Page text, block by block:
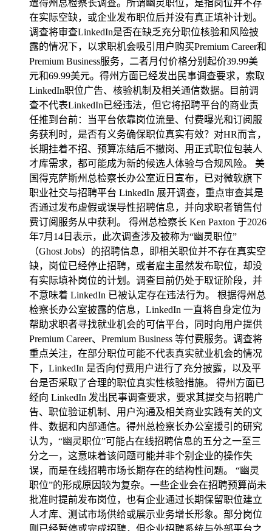
遭得州总检察长调查。所谓幽灵职位，是指岗位并不存
在实际空缺，或企业发布职位后并没有真正填补计划。
调查将审查LinkedIn是否在缺乏充分职位核验和风险披
露的情况下，以求职机会吸引用户购买Premium Career和
Premium Business服务，二者月付价格分别起价39.99美
元和69.99美元。得州方面已经发出民事调查要求，索取
LinkedIn职位广告、核验机制及相关通信数据。目前调
查不代表LinkedIn已经违法，但它将招聘平台的商业责
任推到台前：当平台依靠岗位流量、付费曝光和订阅服
务获利时，是否有义务确保职位真实有效？对HR而言，
长期挂着不招、预算冻结后不撤岗、用正式职位包装人
才库需求，都可能成为新的候选人体验与合规风险。 美
国得克萨斯州总检察长办公室近日宣布，已对微软旗下
职业社交与招聘平台 LinkedIn 展开调查，重点审查其是
否通过发布虚假或误导性招聘信息，并向求职者销售付
费订阅服务从中获利。 得州总检察长 Ken Paxton 于2026
年7月14日表示，此次调查涉及被称为“幽灵职位”
（Ghost Jobs）的招聘信息，即相关职位并不存在真实空
缺，岗位已经停止招聘，或者雇主虽然发布职位，却没
有实际填补岗位的计划。调查目前仍处于取证阶段，并
不意味着 LinkedIn 已被认定存在违法行为。 根据得州总
检察长办公室披露的信息，LinkedIn 一直将自身定位为
帮助求职者寻找就业机会的可信平台，同时向用户提供
Premium Career、Premium Business 等付费服务。调查将
重点关注，在部分职位可能不代表真实就业机会的情况
下，LinkedIn 是否向付费用户进行了充分披露，以及平
台是否采取了合理的职位真实性核验措施。 得州方面已
经向 LinkedIn 发出民事调查要求，要求其提交与招聘广
告、职位验证机制、用户沟通及相关商业实践有关的文
件、数据和内部通信。得州总检察长办公室援引的研究
认为，“幽灵职位”可能占在线招聘信息的五分之一至三
分之一，这意味着该问题可能并非个别企业的操作失
误，而是在线招聘市场长期存在的结构性问题。 “幽灵
职位”的形成原因较为复杂。一些企业会在招聘预算尚未
批准时提前发布岗位，也有企业通过长期保留职位建立
人才库、测试市场供给或展示业务增长形象。部分岗位
则已经暂停或完成招聘，但企业招聘系统与外部平台之